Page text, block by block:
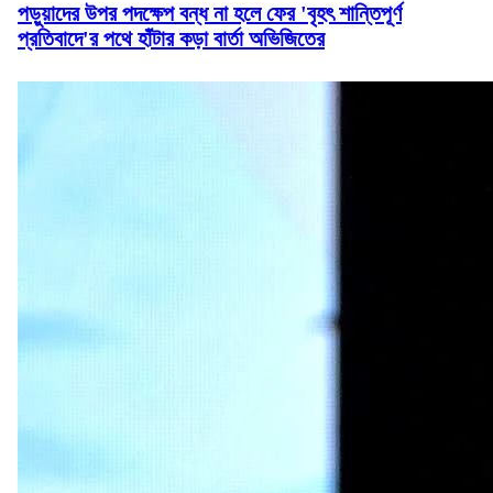
পড়ুয়াদের উপর পদক্ষেপ বন্ধ না হলে ফের 'বৃহৎ শান্তিপূর্ণ
প্রতিবাদে'র পথে হাঁটার কড়া বার্তা অভিজিতের